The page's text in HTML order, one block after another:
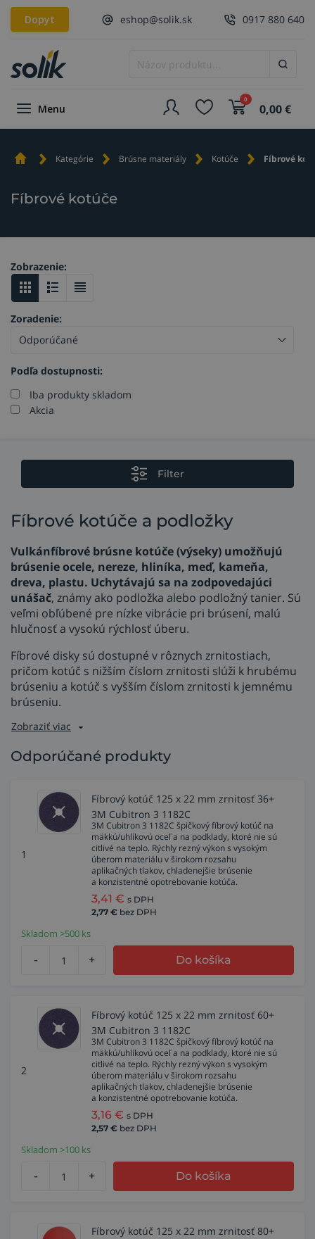
Dopyt eshop@solik.sk 0917 880 640
Menu
0
0,00€
Kategórie Brúsne materiály Kotúče Fíbrové
Fíbrové kotúče
Podľa dostupnosti:
Iba produkty skladom
Akcia
Zoradenie:
Zobrazenie:
Filter
Fíbrové kotúče a podložky
Vulkánfíbrové brúsne kotúče (výseky) umožňujú
brúsenie ocele, nereze, hliníka, meď, kameňa,
dreva, plastu. Uchytávajú sa na zodpovedajúci
unášač, známy ako podložka alebo podložný tanier. Sú
veľmi obľúbené pre nízke vibrácie pri brúsení, malú
hlučnosť a vysokú rýchlosť úberu.
Fíbrové disky sú dostupné v rôznych zrnitostiach,
pričom kotúč s nižším číslom zrnitosti slúži k hrubému
brúseniu a kotúč s vyšším číslom zrnitosti k jemnému
brúseniu.
Zobraziť viac
Odporúčané produkty
1
Fíbrový kotúč 125 x 22 mm zrnitosť 36+
3M Cubitron 3 1182C
3M Cubitron 3 1182C špičkový fíbrový kotúč na
mäkkú/uhlíkovú oceľ a na podklady, ktoré nie sú
citlivé na teplo. Rýchly rezný výkon s vysokým
úberom materiálu v širokom rozsahu
aplikačných tlakov, chladenejšie brúsenie
a konzistentné opotrebovanie kotúča.
3,41 € s DPH
2,77 € bez DPH
Skladom >500 ks
- + Do košíka
2
Fíbrový kotúč 125 x 22 mm zrnitosť 60+
3M Cubitron 3 1182C
3M Cubitron 3 1182C špičkový fíbrový kotúč na
mäkkú/uhlíkovú oceľ a na podklady, ktoré nie sú
citlivé na teplo. Rýchly rezný výkon s vysokým
úberom materiálu v širokom rozsahu
aplikačných tlakov, chladenejšie brúsenie
a konzistentné opotrebovanie kotúča.
3,16 € s DPH
2,57 € bez DPH
Skladom >100 ks
- + Do košíka
Fíbrový kotúč 125 x 22 mm zrnitosť 80+